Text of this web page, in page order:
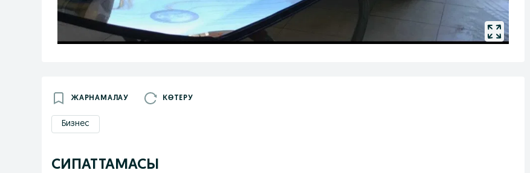
ЖАРНАМАЛАУ КӨТЕРУ
Бизнес
СИПАТТАМАСЫ